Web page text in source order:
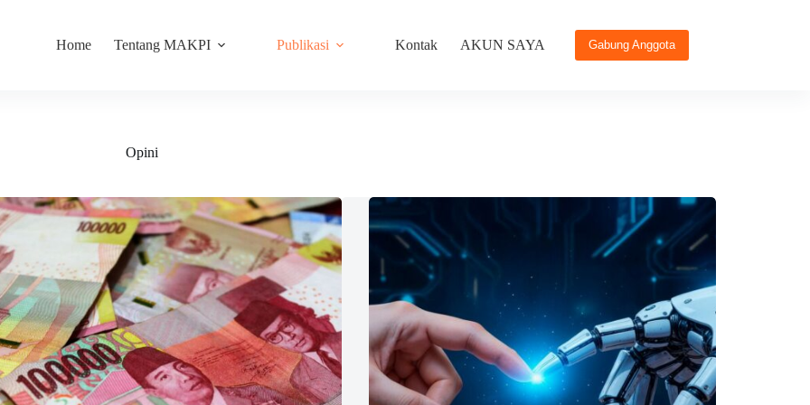
Home Tentang MAKPI Publikasi Kontak AKUN SAYA Gabung Anggota
Opini